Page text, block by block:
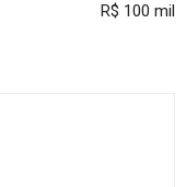
R$ 100 mil